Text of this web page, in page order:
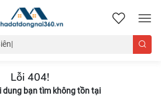
nhadatdongnai360.vn
Lỗi 404!
dung bạn tìm không tồn tại